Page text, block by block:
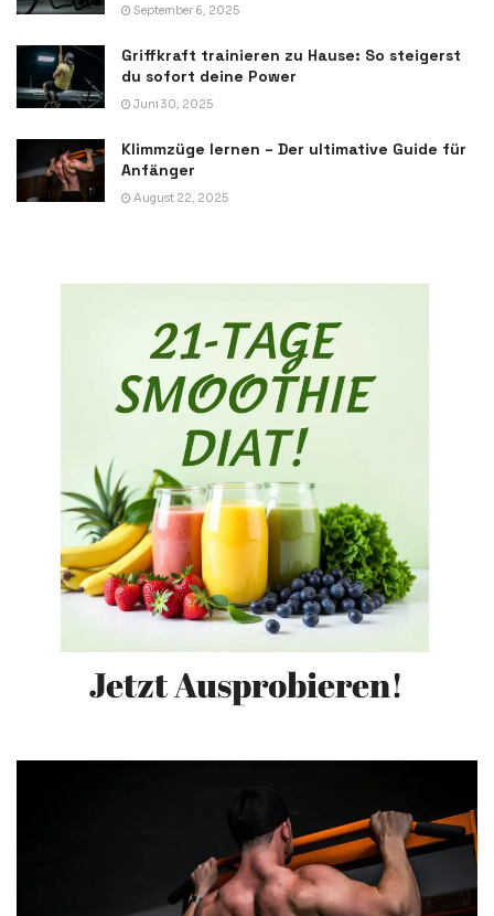
September 6, 2025
Griffkraft trainieren zu Hause: So steigerst
du sofort deine Power
Juni 30, 2025
Klimmzüge lernen – Der ultimative Guide für
Anfänger
August 22, 2025